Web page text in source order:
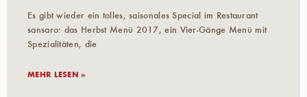
Es gibt wieder ein tolles, saisonales Special im Restaurant
sansaro: das Herbst Menü 2017, ein Vier-Gänge Menü mit
Spezialitäten, die
MEHR LESEN »